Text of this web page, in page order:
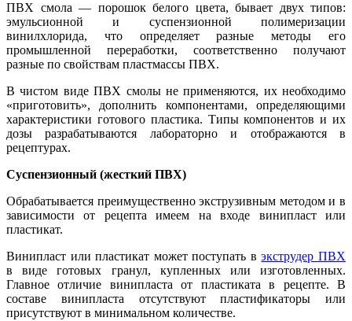
ПВХ смола — порошок белого цвета, бывает двух типов:
эмульсионной и суспензионной полимеризации
винилхлорида, что определяет разные методы его
промышленной переработки, соответственно получают
разные по свойствам пластмассы ПВХ.
В чистом виде ПВХ смолы не применяются, их необходимо
«приготовить», дополнить компонентами, определяющими
характеристики готового пластика. Типы компонентов и их
дозы разрабатываются лабораторно и отображаются в
рецептурах.
Суспензионный (жесткий ПВХ)
Обрабатывается преимущественно экструзивным методом и в
зависимости от рецепта имеем на входе винипласт или
пластикат.
Винипласт или пластикат может поступать вэкструдер ПВХ
в виде готовых гранул, купленных или изготовленных.
Главное отличие винипласта от пластиката в рецепте. В
составе винипласта отсутствуют пластификаторы или
присутствуют в минимальном количестве.